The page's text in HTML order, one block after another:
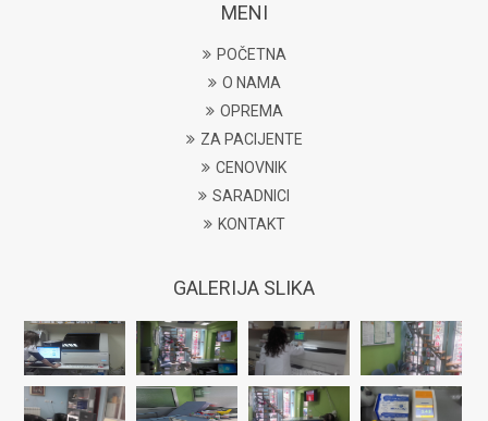
MENI
POČETNA
O NAMA
OPREMA
ZA PACIJENTE
CENOVNIK
SARADNICI
KONTAKT
GALERIJA SLIKA